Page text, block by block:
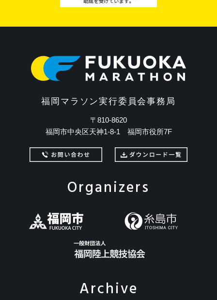
福岡マラソン実行委員会事務局
〒810-8620
福岡市中央区天神1-8-1 福岡市役所7F
Organizers
Archive